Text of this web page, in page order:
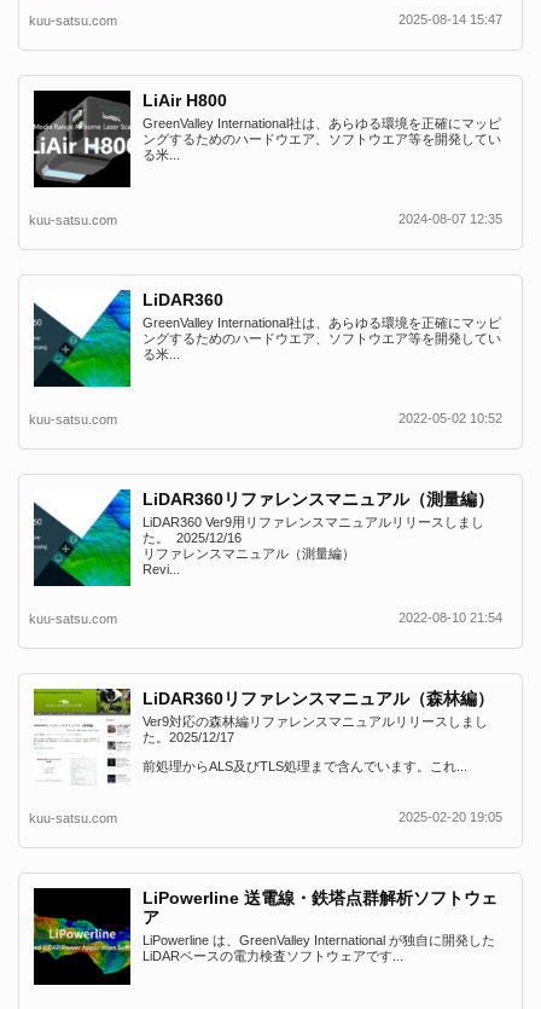
kuu-satsu.com 2025-08-14 15:47
LiAir H800
GreenValley International社は、あらゆる環境を正確にマッピ
ングするためのハードウエア、ソフトウエア等を開発してい
る米...
kuu-satsu.com 2024-08-07 12:35
LiDAR360
GreenValley International社は、あらゆる環境を正確にマッピ
ングするためのハードウエア、ソフトウエア等を開発してい
る米...
kuu-satsu.com 2022-05-02 10:52
LiDAR360リファレンスマニュアル（測量編）
LiDAR360 Ver9用リファレンスマニュアルリリースしまし
た。 2025/12/16
リファレンスマニュアル（測量編）
Revi...
kuu-satsu.com 2022-08-10 21:54
LiDAR360リファレンスマニュアル（森林編）
Ver9対応の森林編リファレンスマニュアルリリースしまし
た。2025/12/17
前処理からALS及びTLS処理まで含んでいます。これ...
kuu-satsu.com 2025-02-20 19:05
LiPowerline 送電線・鉄塔点群解析ソフトウェ
ア
LiPowerline は、GreenValley International が独自に開発した
LiDARベースの電力検査ソフトウェアです...